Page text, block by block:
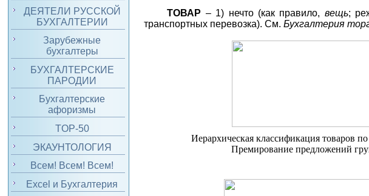
ДЕЯТЕЛИ РУССКОЙ
БУХГАЛТЕРИИ
Зарубежные
бухгалтеры
БУХГАЛТЕРСКИЕ
ПАРОДИИ
Бухгалтерские
афоризмы
TOP-50
ЭКАУНТОЛОГИЯ
Всем! Всем! Всем!
Excel и Бухгалтерия
ТОВАР – 1) нечто (как правило, вещь;
транспортных перевозка). См.Бухгалтерия
Иерархическая классификация товаров
Премирование предложений